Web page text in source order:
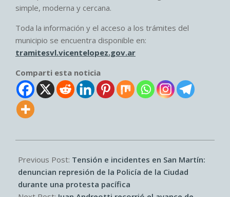
simple, moderna y cercana.
Toda la información y el acceso a los trámites del
municipio se encuentra disponible en:
tramitesvl.vicentelopez.gov.ar
Comparti esta noticia
05-
21
Previous Post: Tensión e incidentes en San Martín:
denuncian represión de la Policía de la Ciudad
durante una protesta pacífica